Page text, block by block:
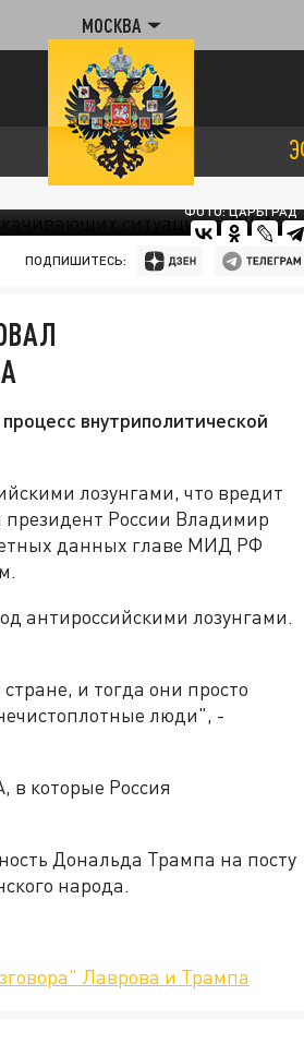
МОСКВА
ФОТО: ЦАРЬГРАД
ПОДПИШИТЕСЬ:
внутриполитической
лозунгами, что вредит
России Владимир
данных главе МИД РФ
антироссийскими лозунгами.
и тогда они просто
люди", -
в которые Россия
Дональда Трампа на посту
народа.
Лаврова и Трампа